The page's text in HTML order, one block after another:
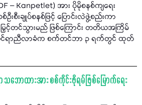
– Kanpetlet) အား ပိုမိုစနစ်ကျရေး
စီးချုပ်စနစ်ဖြင့် ပြောင်းလဲဖွဲ့စည်းကာ
င့်တင်သွားမည် ဖြစ်ကြောင်း တတိယအကြိမ်
ရာညီလာခံက စက်တင်ဘာ ၃ ရက်တွင် ထုတ်
သဘောထားအား စစ်ကိုင်းဖိုရမ်ဖြစ်မြောက်ရေး